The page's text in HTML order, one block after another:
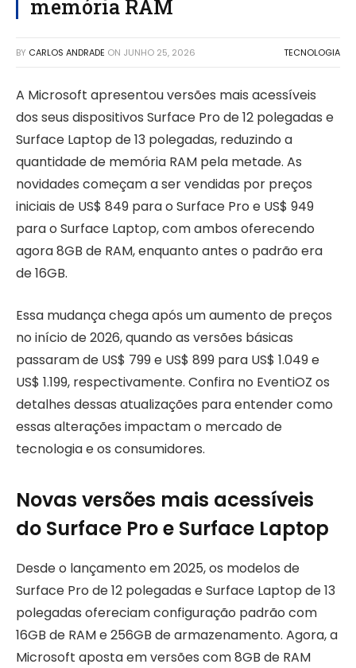
memória RAM
BY CARLOS ANDRADE ON JUNHO 25, 2026 TECNOLOGIA
A Microsoft apresentou versões mais acessíveis
dos seus dispositivos Surface Pro de 12 polegadas e
Surface Laptop de 13 polegadas, reduzindo a
quantidade de memória RAM pela metade. As
novidades começam a ser vendidas por preços
iniciais de US$ 849 para o Surface Pro e US$ 949
para o Surface Laptop, com ambos oferecendo
agora 8GB de RAM, enquanto antes o padrão era
de 16GB.
Essa mudança chega após um aumento de preços
no início de 2026, quando as versões básicas
passaram de US$ 799 e US$ 899 para US$ 1.049 e
US$ 1.199, respectivamente. Confira no EventiOZ os
detalhes dessas atualizações para entender como
essas alterações impactam o mercado de
tecnologia e os consumidores.
Novas versões mais acessíveis
do Surface Pro e Surface Laptop
Desde o lançamento em 2025, os modelos de
Surface Pro de 12 polegadas e Surface Laptop de 13
polegadas ofereciam configuração padrão com
16GB de RAM e 256GB de armazenamento. Agora, a
Microsoft aposta em versões com 8GB de RAM